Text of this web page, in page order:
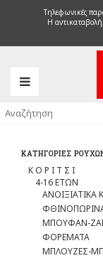
Τηλεφωνικές
H
ΚΑΤΗΓΟΡΊΕΣ
Κ Ο Ρ Ι Τ Σ Ι
4-16 ΕΤΩΝ
ΑΝΟΙΞΙΑΤΙΚΑ
ΜΠΟΥΦΑΝ-
ΦΟΡΕΜΑΤΑ
ΜΠΛΟΥΖΕΣ-